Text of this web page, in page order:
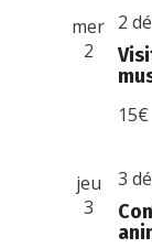
mer
2
2
15€
jeu
3
3